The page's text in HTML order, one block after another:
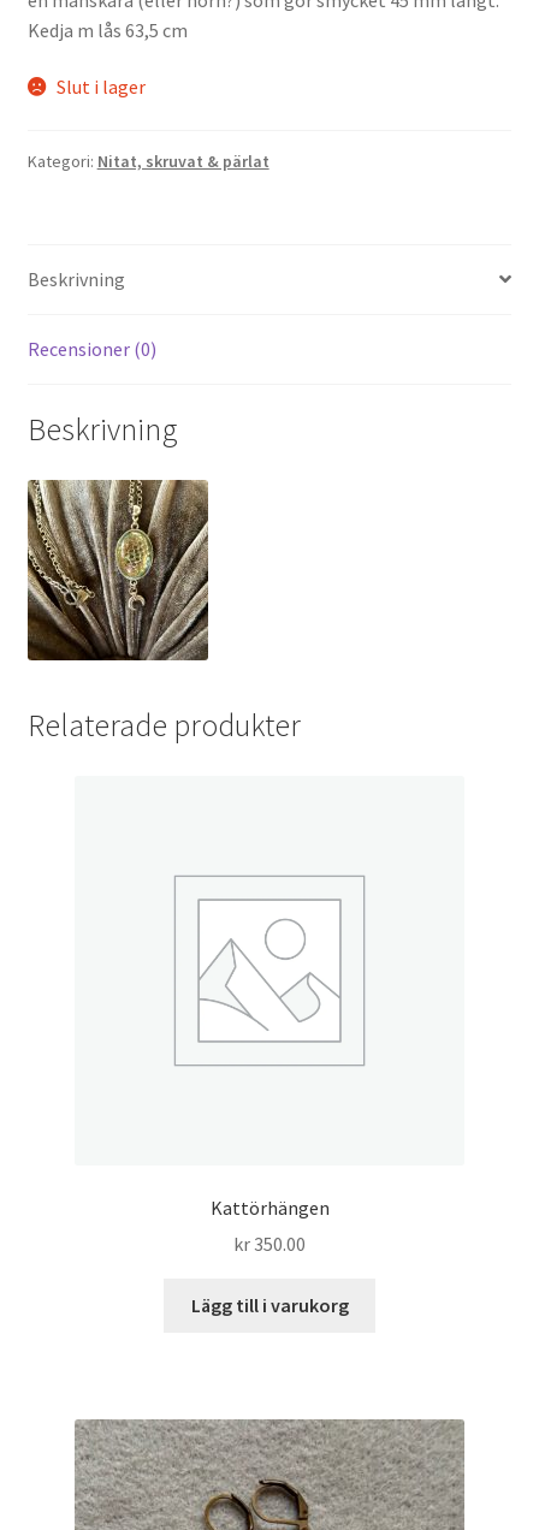
Kedja m lås 63,5 cm
Slut i lager
Kategori: Nitat, skruvat & pärlat
Beskrivning
Recensioner (0)
Beskrivning
Relaterade produkter
Kattörhängen
kr350.00
Lägg till i varukorg